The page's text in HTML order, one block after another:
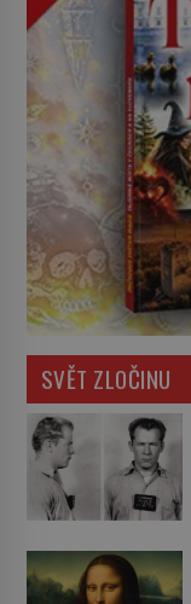
SVĚT ZLOČINU